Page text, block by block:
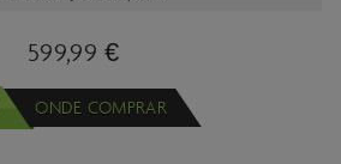
599,99 €
ONDE COMPRAR